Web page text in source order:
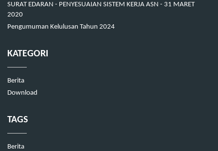
SURAT EDARAN - PENYESUAIAN SISTEM KERJA ASN - 31 MARET
2020
Pengumuman Kelulusan Tahun 2024
KATEGORI
Berita
Download
TAGS
Berita